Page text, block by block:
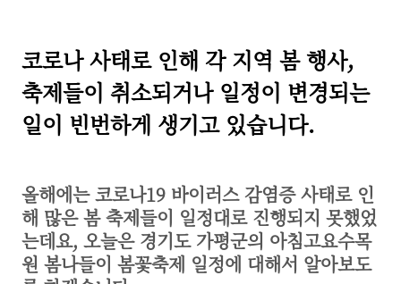
코로나 사태로 인해 각 지역 봄 행사,
축제들이 취소되거나 일정이 변경되는
일이 빈번하게 생기고 있습니다.
올해에는 코로나19 바이러스 감염증 사태로 인
해 많은 봄 축제들이 일정대로 진행되지 못했었
는데요, 오늘은 경기도 가평군의 아침고요수목
원 봄나들이 봄꽃축제 일정에 대해서 알아보도